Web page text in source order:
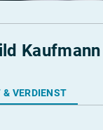
& VERDIENST